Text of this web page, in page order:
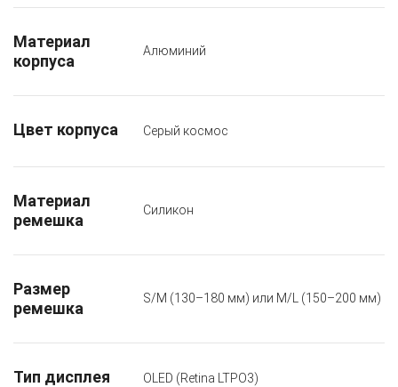
Материал
корпуса
Алюминий
Цвет корпуса Серый космос
Материал
ремешка
Силикон
Размер
ремешка
S/M (130–180 мм) или M/L (150–200 мм)
Тип дисплея OLED (Retina LTPO3)